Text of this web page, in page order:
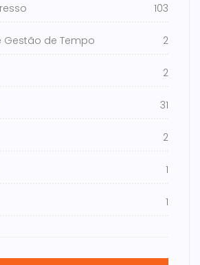
103
Gestão de Tempo 2
2
31
2
1
1